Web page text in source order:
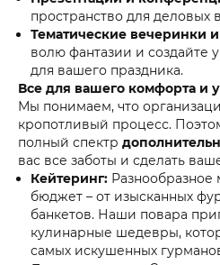
пространство для деловых
Тематические вечеринки
волю фантазии и создайте
для вашего праздника.
Все для вашего комфорта и
Мы понимаем, что
кропотливый процесс.
полный спектр
вас все заботы и сделать
Кейтеринг:
бюджет – от изысканных
банкетов. Наши повара
кулинарные шедевры,
самых искушенных